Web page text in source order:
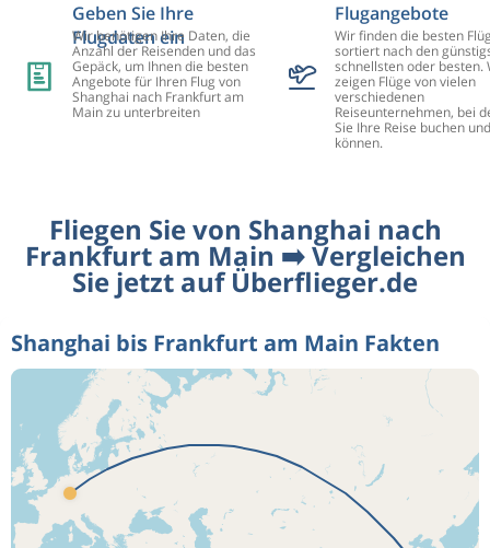
Geben Sie Ihre
Flugdaten ein
Wir benötigen Ihre Daten, die
Anzahl der Reisenden und das
Gepäck, um Ihnen die besten
Angebote für Ihren Flug von
Shanghai nach Frankfurt am
Main zu unterbreiten
Flugangebote
Wir finden die besten
sortiert nach den
schnellsten oder besten.
zeigen Flüge von vielen
verschiedenen
Reiseunternehmen, bei
Sie Ihre Reise buchen
können.
Fliegen Sie von Shanghai nach
Frankfurt am Main ➡️ Vergleichen
Sie jetzt auf Überflieger.de
Shanghai bis Frankfurt am Main Fakten